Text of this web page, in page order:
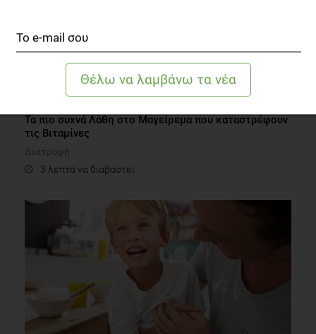
Τα πιο συχνά Λάθη στο Μαγείρεμα που καταστρέφουν
τις Βιταμίνες
Διατροφή
3 λεπτά να διαβαστεί